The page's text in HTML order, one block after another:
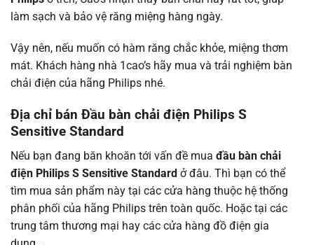
làm sạch và bảo vệ răng miệng hàng ngày.
Vậy nên, nếu muốn có hàm răng chắc khỏe, miệng thơm
mát. Khách hàng nhà 1cao’s hãy mua và trải nghiệm bàn
chải điện của hãng Philips nhé.
Địa chỉ bán Đầu bàn chải điện Philips S
Sensitive Standard
Nếu bạn đang băn khoăn tới vấn đề mua đầu bàn chải
điện Philips S Sensitive Standard ở đâu. Thì bạn có thể
tìm mua sản phẩm này tại các cửa hàng thuộc hệ thống
phân phối của hãng Philips trên toàn quốc. Hoặc tại các
trung tâm thương mại hay các cửa hàng đồ điện gia